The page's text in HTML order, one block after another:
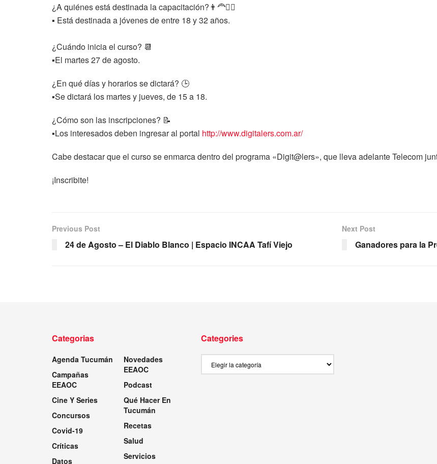
¿A quiénes está destinada la capacitación? 👨‍🦰👱‍♀️
▪️ Está destinada a jóvenes de entre 18 y 32 años.
¿Cuándo inicia el curso? 📆
▪️El martes 27 de agosto.
¿En qué días y horarios se dictará? 🕒
▪️Se dictará los martes y jueves, de 15 a 18.
¿Cómo son las inscripciones? 📝
▪️Los interesados deben ingresar al portal http://www.digitalers.com.ar/
Cabe destacar que el curso se enmarca dentro del programa «Digit@lers», que lleva adelante Telecom
¡Inscribite!
Previous Post
24 de Agosto – El Diablo Blanco | Espacio INCAA Tafí Viejo
Next Post
Ganadores para la
Categorias
Agenda Tucumán
Campañas
EEAOC
Cine Y Series
Concursos
Covid-19
Críticas
Datos
Novedades
EEAOC
Podcast
Qué Hacer En
Tucumán
Recetas
Salud
Servicios
Categories